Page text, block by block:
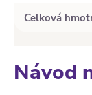
Celková
Návod